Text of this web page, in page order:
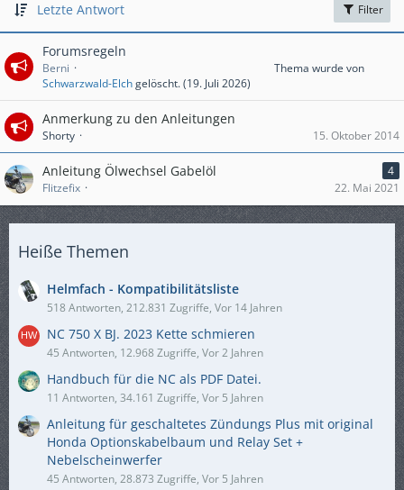
Letzte Antwort Filter
Forumsregeln
Berni
Thema wurde von
Schwarzwald-Elchgelöscht. (19. Juli 2026)
Anmerkung zu den Anleitungen
Shorty 15. Oktober 2014
Anleitung Ölwechsel Gabelöl
4
Flitzefix
22. Mai 2021
Heiße Themen
Helmfach - Kompatibilitätsliste
518 Antworten, 212.831 Zugriffe, Vor 14 Jahren
NC 750 X BJ. 2023 Kette schmieren
45 Antworten, 12.968 Zugriffe, Vor 2 Jahren
Handbuch für die NC als PDF Datei.
11 Antworten, 34.161 Zugriffe, Vor 5 Jahren
Anleitung für geschaltetes Zündungs Plus mit original
Honda Optionskabelbaum und Relay Set +
Nebelscheinwerfer
45 Antworten, 28.873 Zugriffe, Vor 5 Jahren